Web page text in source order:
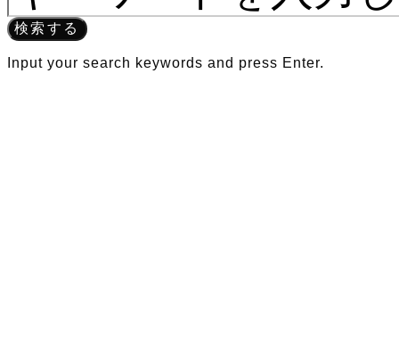
検索する
Input your search keywords and press Enter.